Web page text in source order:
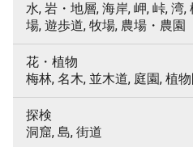
水, 岩・地層, 海岸, 岬, 峠, 湾
場, 遊歩道, 牧場, 農場・農園
花・植物
梅林, 名木, 並木道, 庭園, 植
探検
洞窟, 島, 街道